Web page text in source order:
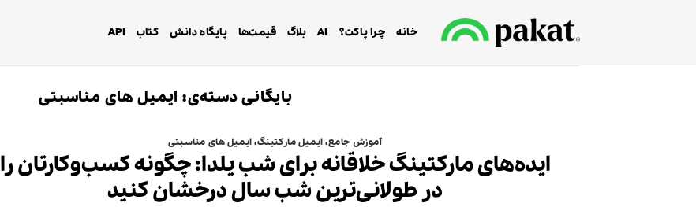
خانه چرا پاکت؟ AI بلاگ قیمت‌ها پایگاه دانش کتاب API
بایگانی دسته‌ی: ایمیل های مناسبتی
آموزش جامع،ایمیل مارکتینگ،ایمیل های مناسبتی
ایده‌های مارکتینگ خلاقانه برای شب یلدا: چگونه کسب‌وکارتان را
در طولانی‌ترین شب سال درخشان کنید